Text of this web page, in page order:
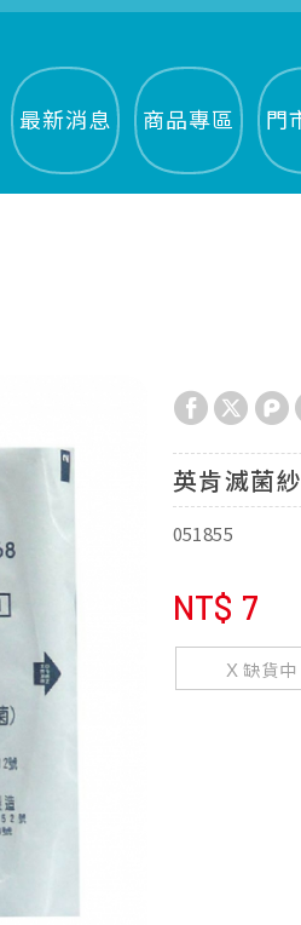
最新消息 商品專區 門
英肯滅菌
051855
NT$ 7
缺貨中